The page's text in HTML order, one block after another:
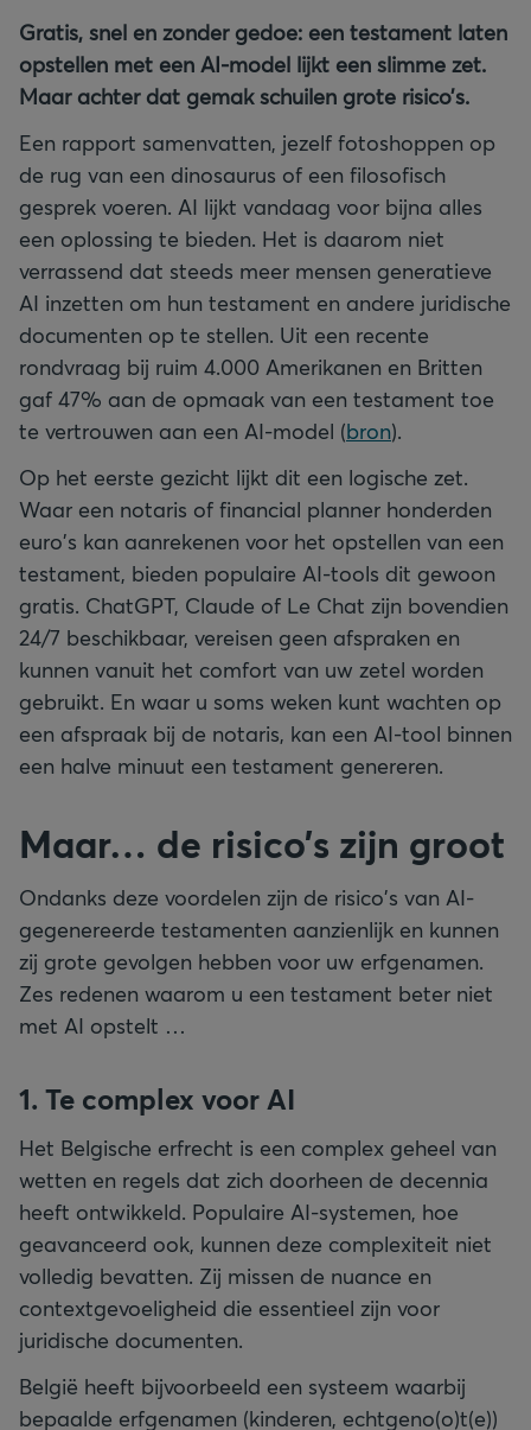
Gratis, snel en zonder gedoe: een testament laten
opstellen met een AI-model lijkt een slimme zet.
Maar achter dat gemak schuilen grote risico’s.
Een rapport samenvatten, jezelf fotoshoppen op
de rug van een dinosaurus of een filosofisch
gesprek voeren. AI lijkt vandaag voor bijna alles
een oplossing te bieden. Het is daarom niet
verrassend dat steeds meer mensen generatieve
AI inzetten om hun testament en andere juridische
documenten op te stellen. Uit een recente
rondvraag bij ruim 4.000 Amerikanen en Britten
gaf 47% aan de opmaak van een testament toe
te vertrouwen aan een AI-model (bron).
Op het eerste gezicht lijkt dit een logische zet.
Waar een notaris of financial planner honderden
euro's kan aanrekenen voor het opstellen van een
testament, bieden populaire AI-tools dit gewoon
gratis. ChatGPT, Claude of Le Chat zijn bovendien
24/7 beschikbaar, vereisen geen afspraken en
kunnen vanuit het comfort van uw zetel worden
gebruikt. En waar u soms weken kunt wachten op
een afspraak bij de notaris, kan een AI-tool binnen
een halve minuut een testament genereren.
Maar… de risico’s zijn groot
Ondanks deze voordelen zijn de risico's van AI-
gegenereerde testamenten aanzienlijk en kunnen
zij grote gevolgen hebben voor uw erfgenamen.
Zes redenen waarom u een testament beter niet
met AI opstelt …
1. Te complex voor AI
Het Belgische erfrecht is een complex geheel van
wetten en regels dat zich doorheen de decennia
heeft ontwikkeld. Populaire AI-systemen, hoe
geavanceerd ook, kunnen deze complexiteit niet
volledig bevatten. Zij missen de nuance en
contextgevoeligheid die essentieel zijn voor
juridische documenten.
België heeft bijvoorbeeld een systeem waarbij
bepaalde erfgenamen (kinderen, echtgeno(o)t(e))